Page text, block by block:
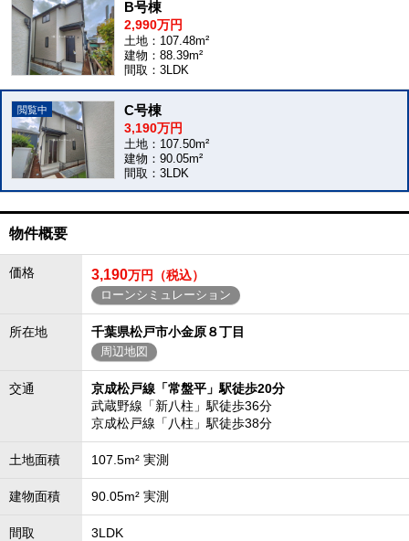
B号棟
2,990万円
土地：107.48m²
建物：88.39m²
間取：3LDK
C号棟
3,190万円
土地：107.50m²
建物：90.05m²
間取：3LDK
物件概要
価格 3,190万円（税込）
ローンシミュレーション
所在地 千葉県松戸市小金原８丁目
周辺地図
交通
京成松戸線「常盤平」駅徒歩20分
武蔵野線「新八柱」駅徒歩36分
京成松戸線「八柱」駅徒歩38分
土地面積 107.5m² 実測
建物面積 90.05m² 実測
間取 3LDK